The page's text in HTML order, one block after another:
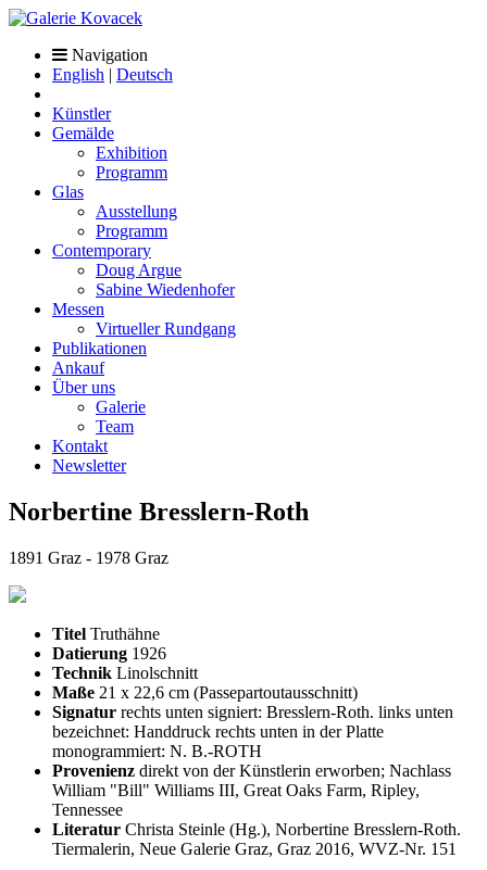
Navigation
English | Deutsch
Künstler
Gemälde
Exhibition
Programm
Glas
Ausstellung
Programm
Contemporary
Doug Argue
Sabine Wiedenhofer
Messen
Virtueller Rundgang
Publikationen
Ankauf
Über uns
Galerie
Team
Kontakt
Newsletter
Norbertine Bresslern-Roth
1891 Graz - 1978 Graz
Titel Truthähne
Datierung 1926
Technik Linolschnitt
Maße 21 x 22,6 cm (Passepartoutausschnitt)
Signatur rechts unten signiert: Bresslern-Roth. links unten
bezeichnet: Handdruck rechts unten in der Platte
monogrammiert: N. B.-ROTH
Provenienz direkt von der Künstlerin erworben; Nachlass
William "Bill" Williams III, Great Oaks Farm, Ripley,
Tennessee
Literatur Christa Steinle (Hg.), Norbertine Bresslern-Roth.
Tiermalerin, Neue Galerie Graz, Graz 2016, WVZ-Nr. 151